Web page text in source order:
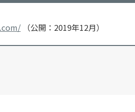
（公開：2019年12月）